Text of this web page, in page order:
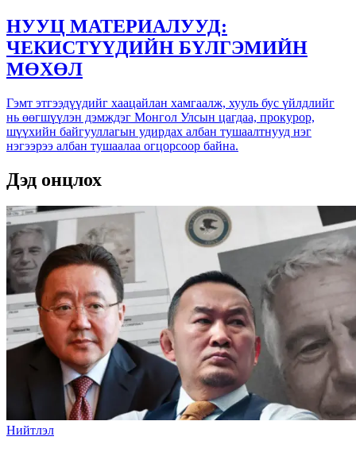
НУУЦ МАТЕРИАЛУУД:
ЧЕКИСТҮҮДИЙН БҮЛГЭМИЙН
МӨХӨЛ
Гэмт этгээдүүдийг хаацайлан хамгаалж, хууль бус үйлдлийг
нь өөгшүүлэн дэмждэг Монгол Улсын цагдаа, прокурор,
шүүхийн байгууллагын удирдах албан тушаалтнууд нэг
нэгээрээ албан тушаалаа огцорсоор байна.
Дэд онцлох
Нийтлэл